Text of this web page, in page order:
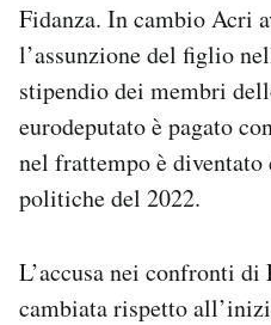
Fidanza. In cambio Acri
l’assunzione del figlio
stipendio dei membri
eurodeputato è pagato
nel frattempo è
politiche del 2022.
L’accusa nei confronti di
cambiata rispetto